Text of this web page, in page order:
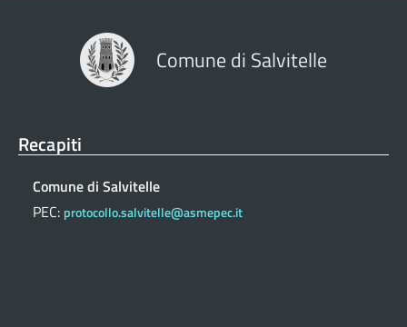
Comune di Salvitelle
Recapiti
Comune di Salvitelle
PEC: protocollo.salvitelle@asmepec.it